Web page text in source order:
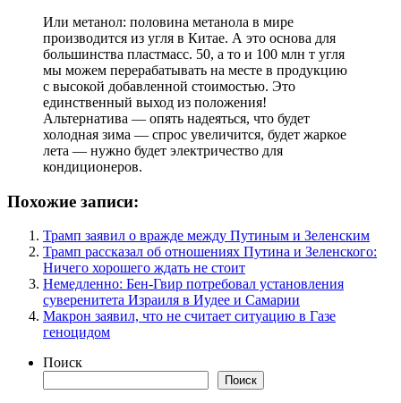
Или метанол: половина метанола в мире
производится из угля в Китае. А это основа для
большинства пластмасс. 50, а то и 100 млн т угля
мы можем перерабатывать на месте в продукцию
с высокой добавленной стоимостью. Это
единственный выход из положения!
Альтернатива — опять надеяться, что будет
холодная зима — спрос увеличится, будет жаркое
лета — нужно будет электричество для
кондиционеров.
Похожие записи:
Трамп заявил о вражде между Путиным и Зеленским
Трамп рассказал об отношениях Путина и Зеленского:
Ничего хорошего ждать не стоит
Немедленно: Бен-Гвир потребовал установления
суверенитета Израиля в Иудее и Самарии
Макрон заявил, что не считает ситуацию в Газе
геноцидом
Поиск
Поиск